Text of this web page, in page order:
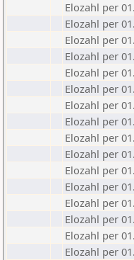
Elozahl per
Elozahl per
Elozahl per
Elozahl per
Elozahl per
Elozahl per
Elozahl per
Elozahl per
Elozahl per
Elozahl per
Elozahl per
Elozahl per
Elozahl per
Elozahl per
Elozahl per
Elozahl per